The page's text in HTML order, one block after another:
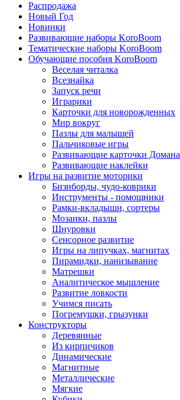
Распродажа
Новый Год
Новинки
Развивающие наборы KoroBoom
Тематические наборы KoroBoom
Обучающие пособия KoroBoom
Веселая читалка
Всезнайка
Запуск речи
Играрики
Карточки для новорожденных
Мир вокруг
Пазлы для малышей
Пальчиковые игры
Развивающие карточки Домана
Развивающие наклейки
Игры на развитие моторики
Бизиборды, чудо-коврики
Инструменты - помощники
Рамки-вкладыши, сортеры
Мозаики, пазлы
Шнуровки
Сенсорное развитие
Игры на липучках, магнитах
Пирамидки, нанизывание
Матрешки
Аналитическое мышление
Развитие ловкости
Учимся писать
Погремушки, грызунки
Конструкторы
Деревянные
Из кирпичиков
Динамические
Магнитные
Металлические
Мягкие